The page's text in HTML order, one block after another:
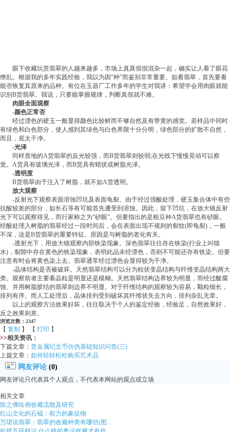
眼下收藏玩赏翡翠的人越来越多，市场上真真假假混杂一起，确实让人看了眼花
缭乱。根据我的多年实践经验，我以为因“种”而鉴别非常重要。如看翡翠，首先要看
能否恢复其原来的品种。有位在玉器厂工作多年的学生对我讲：希望学会用肉眼就能
识别B货翡翠。我说，只要能掌握规律，判断真假就不难。
肉眼全面观察
-颜色正常否
经过漂色的硬玉一般显得颜色比较鲜而不够自然及有带黄的感觉。若样品中同时
有绿色和白色部分，使人感到其绿色与白色界限十分分明，绿色部分的扩散不自然，
而且，底太干净。
-光泽
同样质地的A货翡翠的反光较强，而B货翡翠则较弱;在光线下慢慢晃动可以察
觉。A货具有玻璃光泽，而B货具有蜡状或树脂光泽。
-透明度
B货翡翠由于注入了树脂，就不如A货透明。
放大观察
-反射光下观察表面溶蚀凹坑及表面龟裂。由于经过强酸处理，硬玉集合体中有些
抗酸较差的部分，如长石等有可能首先遭受到溶蚀。因此，留下凹坑，在放大镜反射
光下可以观察得见，而行家称之为“砂眼”。但要指出的是粗豆种A货翡翠也有砂眼。
经酸处理入树脂的翡翠经过一段时间后，会在表面出现不规则的裂纹(即龟裂)，一般
不深，这是B货翡翠的重要特征。原因是与树脂的老化有关。
-透射光下，用放大镜观察内部铁染现象。深色翡翠往往存在铁染(行业上叫猫
水)，裂隙中存在黄色的铁染现象，表明此品未经漂色，否则不可能还存有铁染。但要
注意有时会将黄色染上去。翡翠通常经过漂色会显得较为干净。
-晶体结构是否被破坏。天然翡翠结构可以分为粒状变晶结构与纤维变晶结构两大
类。观察前者主要看晶粒是明显还是模糊。天然翡翠结构边界较为明显，而经过酸腐
蚀、并用树脂胶结的翡翠则边界不明显。对于纤维结构的观察较为容易，颗粒细长，
排列有序。而人工处理后，晶体排列受到破坏其纤维状失去方向，排列杂乱无章。
以上的观察方法效果好坏，往往取决于个人的鉴定经验，经验足，自然效果好，
反之效果则差。
浏览次数：2347
【 复制 】 【 打印 】
>>相关资讯：
下篇文章： 贵金属纪念币仿伪基础知识问答(三)
上篇文章： 如何轻轻松松购买艺术品
网友评论 (0)
网友评论只代表其个人观点，不代表本网站的观点或立场
相关文章
陈之佛绘画收藏流散及研究
红山文化的石钺：权力的象征物
万珺说翡翠：翡翠的收藏种类有哪些(图...